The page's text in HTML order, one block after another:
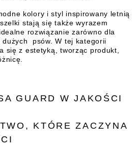
kolory i styl inspirowany letnią
stają się także wyrazem
rozwiązanie zarówno dla
dużych psów. W tej kategorii
się z estetyką, tworząc produkt,
GUARD W JAKOŚCI
KTÓRE ZACZYNA